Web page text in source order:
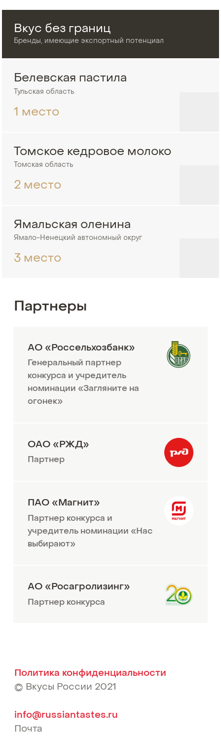
Вкус без границ
Бренды, имеющие экспортный потенциал
Белевская пастила
Тульская область
1 место
Томское кедровое молоко
Томская область
2 место
Ямальская оленина
Ямало-Ненецкий автономный округ
3 место
Партнеры
АО «Россельхозбанк»
Генеральный партнер
конкурса и учредитель
номинации «Загляните на
огонек»
ОАО «РЖД»
Партнер
ПАО «Магнит»
Партнер конкурса и
учредитель номинации «Нас
выбирают»
АО «Росагролизинг»
Партнер конкурса
Политика конфиденциальности
© Вкусы России 2021
info@russiantastes.ru
Почта